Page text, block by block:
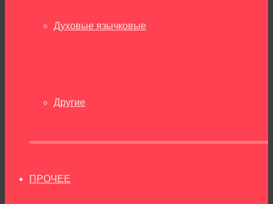
Духовые язычковые
Другие
ПРОЧЕЕ